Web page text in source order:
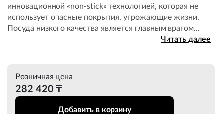
инновационной «non-stick» технологией, которая не
использует опасные покрытия, угрожающие жизни.
Посудa низкого качества является главным врагом...
Читать далее
Розничная цена
282 420 ₸
Добавить в корзину